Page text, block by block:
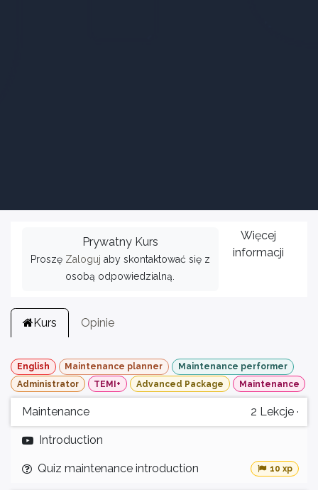
Prywatny Kurs
Proszę Zaloguj aby skontaktować się z
osobą odpowiedzialną.
Więcej
informacji
Kurs Opinie
English Maintenance planner
Maintenance performer
Administrator
TEMI+ Advanced Package Maintenance
Maintenance 2 Lekcje ·
Introduction
Quiz maintenance introduction 10 xp